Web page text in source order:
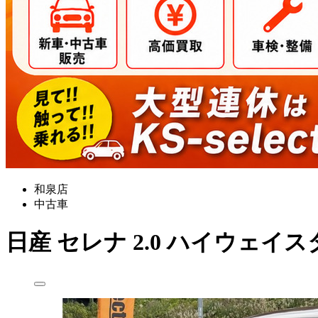
和泉店
中古車
日産 セレナ 2.0 ハイウェイス